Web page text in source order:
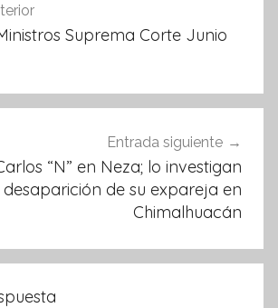
p
Suprema Corte Junio
Entrada siguiente
“N” en Neza; lo investigan
de su expareja en
Chimalhuacán